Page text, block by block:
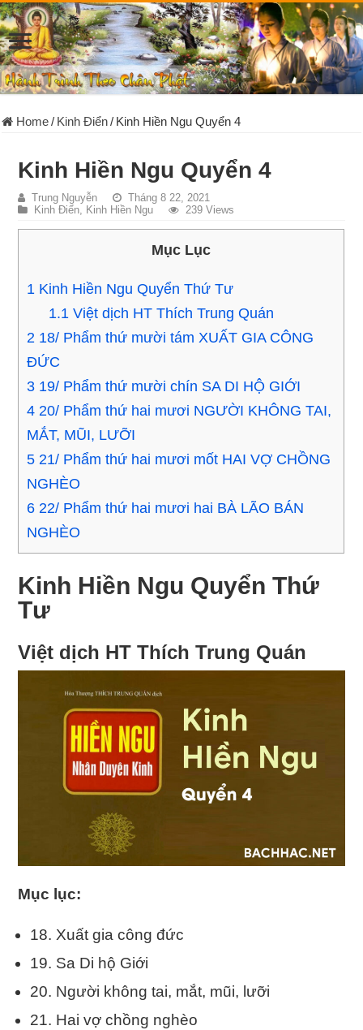
Home/ Kinh Điển/ Kinh Hiền Ngu Quyển 4
Kinh Hiền Ngu Quyển 4
Trung Nguyễn
Tháng 8 22, 2021
Kinh Điển, Kinh Hiền Ngu 239 Views
Mục Lục
1 Kinh Hiền Ngu Quyển Thứ Tư
1.1 Việt dịch HT Thích Trung Quán
2 18/ Phẩm thứ mười tám XUẤT GIA CÔNG
ĐỨC
3 19/ Phẩm thứ mười chín SA DI HỘ GIỚI
4 20/ Phẩm thứ hai mươi NGƯỜI KHÔNG TAI,
MẮT, MŨI, LƯỠI
5 21/ Phẩm thứ hai mươi mốt HAI VỢ CHỒNG
NGHÈO
6 22/ Phẩm thứ hai mươi hai BÀ LÃO BÁN
NGHÈO
Kinh Hiền Ngu Quyển Thứ
Tư
Việt dịch HT Thích Trung Quán
Mục lục:
18. Xuất gia công đức
19. Sa Di hộ Giới
20. Người không tai, mắt, mũi, lưỡi
21. Hai vợ chồng nghèo